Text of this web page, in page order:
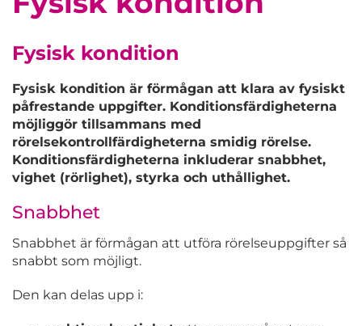
Fysisk kondition
Fysisk kondition är förmågan att klara av fysiskt
påfrestande uppgifter. Konditionsfärdigheterna
möjliggör tillsammans med
rörelsekontrollfärdigheterna smidig rörelse.
Konditionsfärdigheterna inkluderar snabbhet,
vighet (rörlighet), styrka och uthållighet.
Snabbhet
Snabbhet är förmågan att utföra rörelseuppgifter så
snabbt som möjligt.
Den kan delas upp i: